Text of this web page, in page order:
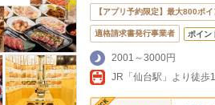
【アプリ予約限定】最大800ポ
適格請求書発行事業者 ポイン
2001～3000円
JR「仙台駅」より徒歩